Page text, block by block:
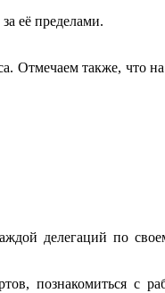
её пределами.
Отмечаем также, что
делегаций по
познакомиться с